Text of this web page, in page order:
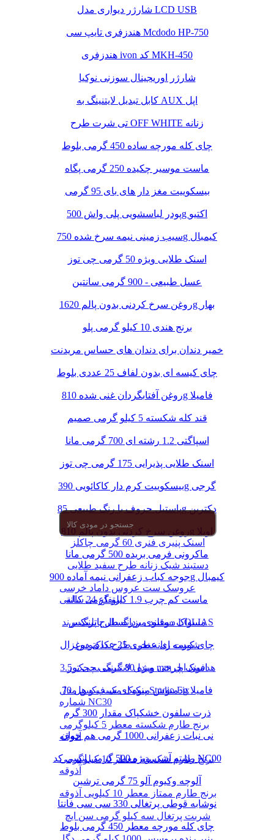
اسنک پنیری فنری 60 گرمی چاکلز
دستبند شیک زنانه طرح سفید طلایی
عروسک ست عروس داماد خرسی
ارتفاع 24 سانتی
دستبند مردانه طرح پلنگ برند LOLIAS
شورت زنانه نخی طرح کاکتوس
مبدل لایتنینگ به جک 3.5 mm هدفون اپل
پنکیک مک فیکس مدل Studio Fix
شماره NC30
برنج طارم شکسته معطر 5 کیلوگرمی
آذوقه
برنج طارم شکسته معطر 10 کیلوگرمی
آذوقه
برنج طارم ممتاز معطر 10 کیلویی آذوقه
شربت پرتغال سه کیلو گرمی سن ایچ
شارژر دیواری مدل LCD USB
هندزفری تایپ سی Mcdodo HP-750
هندزفری ivon کد MKH-450
شارژر اوریجینال سوزنی نوکیا
کابل تبدیل لایتنینگ به AUX اپل
تی شرت طرح OFF WHITE زنانه
چای کله مورچه ساده 450 گرمی بلوط
ماست موسیر چکیده 250 گرمی پگاه
بیسکوییت مغز دار های بای 95 گرمی
پودر لباسشویی پلی واش 500g اکتیو
سیب زمینی نیمه سرخ شده 750g کیمبال
اسنک طلایی ویژه 50 گرمی چی توز
عسل طبیعی - 900 گرمی سانتین
روغن سرخ کردنی بدون پالم 1620g بهار
برنج هندی 10 کیلو گرمی پلو
خمیر دندان برای دندان های حساس مریدنت
چای کیسه ای بدون لفاف 25 عددی بلوط
روغن آفتابگردان غنی شده 810g فامیلا
قند کله شکسته 5 کیلو گرمی صمیم
اسپاگتی 1.2 رشته ای 700 گرمی مانا
اسنک طلایی پذیرایی 175 گرمی چی توز
بیسکوییت کرم دار کاکائویی 390g گرجی
پاستیل حروف با رنگ طبیعی 85g دکتربن
روغن سرخ کردنی بدون پالم 810g اویلا
ماکرونی فرمی بریده 500 گرمی مانا
جوجه کباب زعفرانی نیمه آماده 900g کیمبال
ماست کم چرب 1.9 کیلو گرمی کاله
مسواک دوقلوی بزرگسال پاتریکس
چای کیسه ای عطری 25 عددی دوغزال
اسنک چرخی ویژه 80 گرمی چی توز
دمنوش میوه ای سیب و هل 70g فامیلا
ذرت سلفون خشکپاک مقدار 300 گرم
نی نبات زعفرانی 1000 گرمی هم خوان
رشته آشی ویژه 500 گرمی انسی کد NC00
آلوچه وکیوم آلو 75 گرمی ترشین
نوشابه قوطی پرتغالی 330 سی سی فانتا
چای کله مورچه معطر 450 گرمی بلوط